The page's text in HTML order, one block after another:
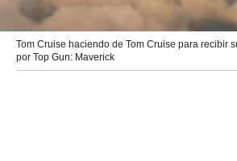
Tom Cruise haciendo de Tom Cruise para recibir
por Top Gun: Maverick